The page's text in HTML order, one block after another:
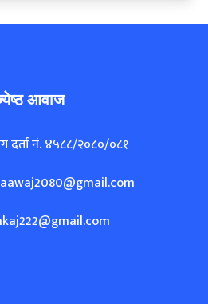
आवाज
दर्ता नं. ४५८८/२०८०/०८१